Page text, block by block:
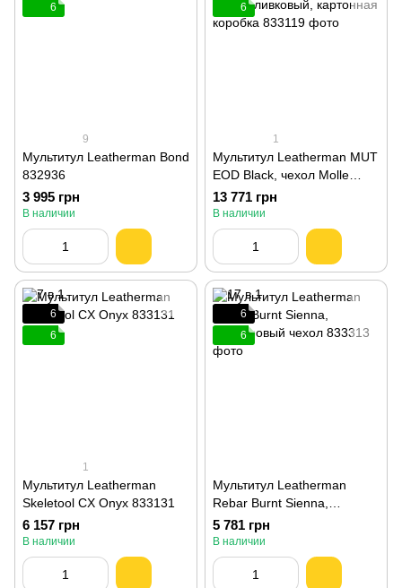
6
9
Мультитул Leatherman Bond
832936
3 995 грн
В наличии
6
1
Мультитул Leatherman MUT
EOD Black, чехол Molle
оливковый, картонная
коробка 833119
13 771 грн
В наличии
6
6
1
Мультитул Leatherman
Skeletool CX Onyx 833131
6 157 грн
В наличии
6
6
Мультитул Leatherman
Rebar Burnt Sienna,
нейлоновый чехол 833313
5 781 грн
В наличии